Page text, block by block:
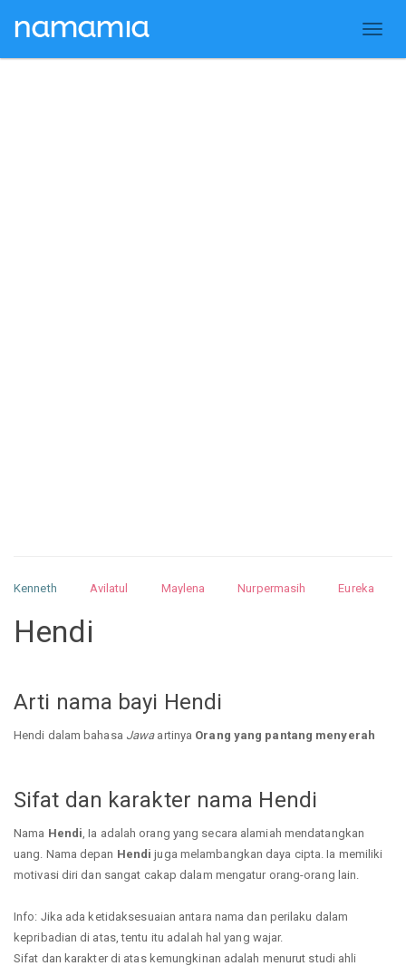
Kenneth Avilatul Maylena Nurpermasih
Eureka
Nurhilman
Pathin
Hendi
Arti nama bayi Hendi
Hendi dalam bahasa Jawaartinya Orang yang pantang menyerah
Sifat dan karakter nama Hendi
Nama Hendi , Ia adalah orang yang secara alamiah mendatangkan
uang. Nama depan Hendi juga melambangkan daya cipta. Ia memiliki
motivasi diri dan sangat cakap dalam mengatur orang-orang lain.
Info: Jika ada ketidaksesuaian antara nama dan perilaku dalam
kepribadian di atas, tentu itu adalah hal yang wajar.
Sifat dan karakter di atas kemungkinan adalah menurut studi ahli